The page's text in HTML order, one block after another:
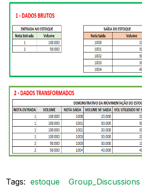
Tags: estoque Group_Discussions